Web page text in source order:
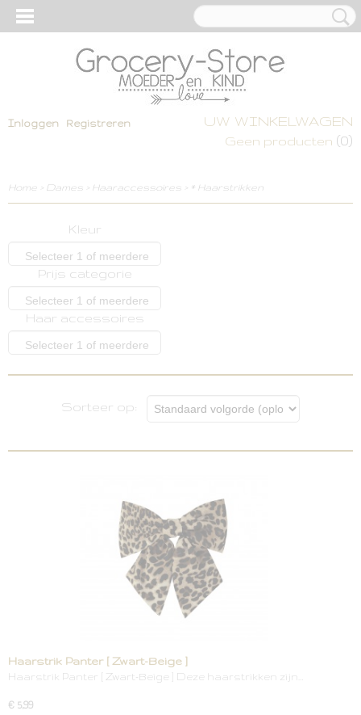
Inloggen Registreren UW WINKELWAGEN
Geen producten (0)
Home > Dames > Haaraccessoires > * Haarstrikken
Kleur
Selecteer 1 of meerdere
opties
Prijs categorie
Selecteer 1 of meerdere
opties
Haar accessoires
Selecteer 1 of meerdere
Sorteer op:
Haarstrik Panter [ Zwart-Beige ]
Haarstrik Panter [ Zwart-Beige ] Deze haarstrikken zijn…
€ 5,99